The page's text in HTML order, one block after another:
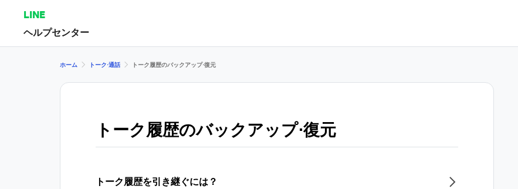
LINE
ヘルプセンター
ホーム トーク⋅通話 トーク履歴のバックアップ⋅復元
トーク履歴のバックアップ⋅復元
トーク履歴を引き継ぐには？